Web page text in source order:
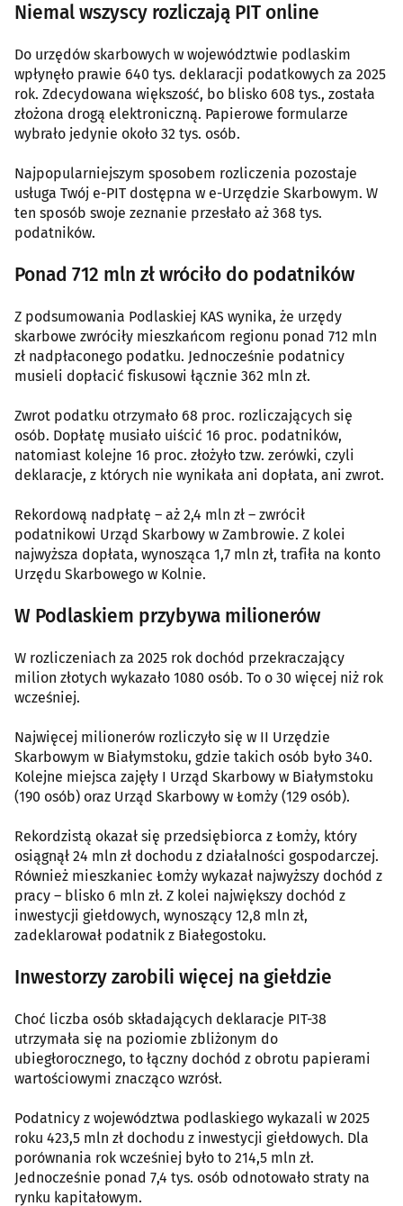
Niemal wszyscy rozliczają PIT online
Do urzędów skarbowych w województwie podlaskim
wpłynęło prawie 640 tys. deklaracji podatkowych za 2025
rok. Zdecydowana większość, bo blisko 608 tys., została
złożona drogą elektroniczną. Papierowe formularze
wybrało jedynie około 32 tys. osób.
Najpopularniejszym sposobem rozliczenia pozostaje
usługa Twój e-PIT dostępna w e-Urzędzie Skarbowym. W
ten sposób swoje zeznanie przesłało aż 368 tys.
podatników.
Ponad 712 mln zł wróciło do podatników
Z podsumowania Podlaskiej KAS wynika, że urzędy
skarbowe zwróciły mieszkańcom regionu ponad 712 mln
zł nadpłaconego podatku. Jednocześnie podatnicy
musieli dopłacić fiskusowi łącznie 362 mln zł.
Zwrot podatku otrzymało 68 proc. rozliczających się
osób. Dopłatę musiało uiścić 16 proc. podatników,
natomiast kolejne 16 proc. złożyło tzw. zerówki, czyli
deklaracje, z których nie wynikała ani dopłata, ani zwrot.
Rekordową nadpłatę – aż 2,4 mln zł – zwrócił
podatnikowi Urząd Skarbowy w Zambrowie. Z kolei
najwyższa dopłata, wynosząca 1,7 mln zł, trafiła na konto
Urzędu Skarbowego w Kolnie.
W Podlaskiem przybywa milionerów
W rozliczeniach za 2025 rok dochód przekraczający
milion złotych wykazało 1080 osób. To o 30 więcej niż rok
wcześniej.
Najwięcej milionerów rozliczyło się w II Urzędzie
Skarbowym w Białymstoku, gdzie takich osób było 340.
Kolejne miejsca zajęły I Urząd Skarbowy w Białymstoku
(190 osób) oraz Urząd Skarbowy w Łomży (129 osób).
Rekordzistą okazał się przedsiębiorca z Łomży, który
osiągnął 24 mln zł dochodu z działalności gospodarczej.
Również mieszkaniec Łomży wykazał najwyższy dochód z
pracy – blisko 6 mln zł. Z kolei największy dochód z
inwestycji giełdowych, wynoszący 12,8 mln zł,
zadeklarował podatnik z Białegostoku.
Inwestorzy zarobili więcej na giełdzie
Choć liczba osób składających deklaracje PIT-38
utrzymała się na poziomie zbliżonym do
ubiegłorocznego, to łączny dochód z obrotu papierami
wartościowymi znacząco wzrósł.
Podatnicy z województwa podlaskiego wykazali w 2025
roku 423,5 mln zł dochodu z inwestycji giełdowych. Dla
porównania rok wcześniej było to 214,5 mln zł.
Jednocześnie ponad 7,4 tys. osób odnotowało straty na
rynku kapitałowym.